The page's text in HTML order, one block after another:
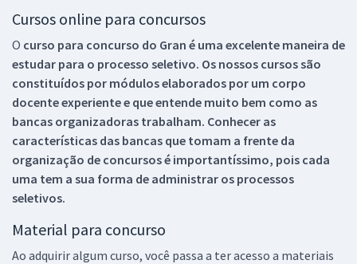
Cursos online para concursos
O curso para concurso do Gran é uma excelente maneira de
estudar para o processo seletivo. Os nossos cursos são
constituídos por módulos elaborados por um corpo
docente experiente e que entende muito bem como as
bancas organizadoras trabalham. Conhecer as
características das bancas que tomam a frente da
organização de concursos é importantíssimo, pois cada
uma tem a sua forma de administrar os processos
seletivos.
Material para concurso
Ao adquirir algum curso, você passa a ter acesso a materiais